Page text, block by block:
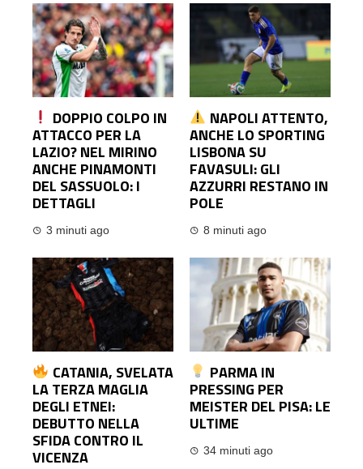
DOPPIO COLPO IN
ATTACCO PER LA
LAZIO? NEL MIRINO
ANCHE PINAMONTI
DEL SASSUOLO: I
DETTAGLI
3 minuti ago
NAPOLI ATTENTO,
ANCHE LO SPORTING
LISBONA SU
FAVASULI: GLI
AZZURRI RESTANO IN
POLE
8 minuti ago
CATANIA, SVELATA
LA TERZA MAGLIA
DEGLI ETNEI:
DEBUTTO NELLA
SFIDA CONTRO IL
VICENZA
PARMA IN
PRESSING PER
MEISTER DEL PISA: LE
ULTIME
34 minuti ago